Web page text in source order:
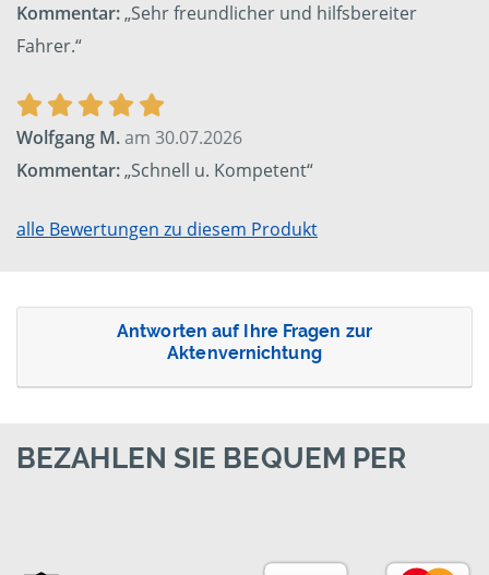
Kommentar:„Sehr freundlicher und hilfsbereiter
Fahrer.“
Wolfgang M.am 30.07.2026
Kommentar:„Schnell u. Kompetent“
alle Bewertungen zu diesem Produkt
Antworten auf Ihre Fragen zur
Aktenvernichtung
BEZAHLEN SIE BEQUEM PER